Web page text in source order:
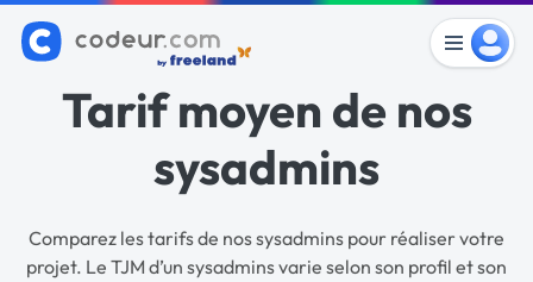
Tarif moyen de nos
sysadmins
Comparez les tarifs de nos sysadmins pour réaliser votre
projet. Le TJM d’un sysadmins varie selon son profil et son